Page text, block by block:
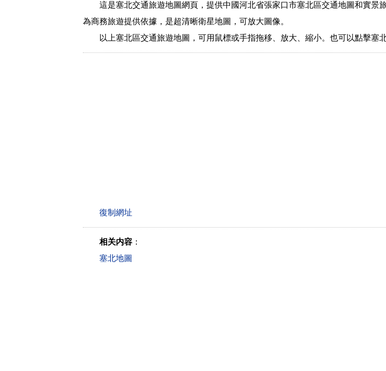
這是塞北交通旅遊地圖網頁，提供中國河北省張家口市塞北區交通地圖和實景
為商務旅遊提供依據，是超清晰衛星地圖，可放大圖像。
以上塞北區交通旅遊地圖，可用鼠標或手指拖移、放大、縮小。也可以點擊塞
相关内容 ：
塞北地圖